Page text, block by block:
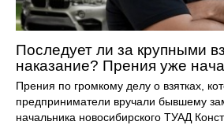
Последует ли за крупными
наказание? Прения уже
Прения по громкому делу о взятках,
предприниматели вручали бывшему
начальника новосибирского ТУАД